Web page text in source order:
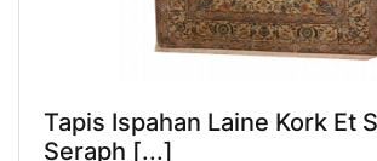
Tapis Ispahan Laine Kork Et
Seraph [...]